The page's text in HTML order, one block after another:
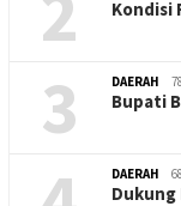
Kondisi
3 DAERAH
Bupati
DAERAH